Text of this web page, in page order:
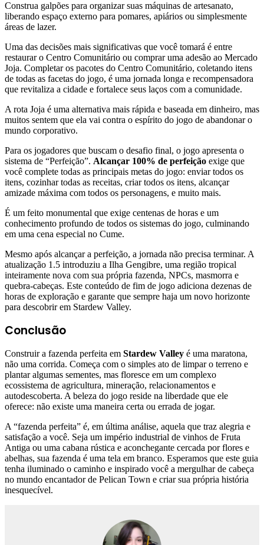
Construa galpões para organizar suas máquinas de artesanato,
liberando espaço externo para pomares, apiários ou simplesmente
áreas de lazer.
Uma das decisões mais significativas que você tomará é entre
restaurar o Centro Comunitário ou comprar uma adesão ao Mercado
Joja. Completar os pacotes do Centro Comunitário, coletando itens
de todas as facetas do jogo, é uma jornada longa e recompensadora
que revitaliza a cidade e fortalece seus laços com a comunidade.
A rota Joja é uma alternativa mais rápida e baseada em dinheiro, mas
muitos sentem que ela vai contra o espírito do jogo de abandonar o
mundo corporativo.
Para os jogadores que buscam o desafio final, o jogo apresenta o
sistema de “Perfeição”. Alcançar 100% de perfeição exige que
você complete todas as principais metas do jogo: enviar todos os
itens, cozinhar todas as receitas, criar todos os itens, alcançar
amizade máxima com todos os personagens, e muito mais.
É um feito monumental que exige centenas de horas e um
conhecimento profundo de todos os sistemas do jogo, culminando
em uma cena especial no Cume.
Mesmo após alcançar a perfeição, a jornada não precisa terminar. A
atualização 1.5 introduziu a Ilha Gengibre, uma região tropical
inteiramente nova com sua própria fazenda, NPCs, masmorra e
quebra-cabeças. Este conteúdo de fim de jogo adiciona dezenas de
horas de exploração e garante que sempre haja um novo horizonte
para descobrir em Stardew Valley.
Conclusão
Construir a fazenda perfeita em Stardew Valley é uma maratona,
não uma corrida. Começa com o simples ato de limpar o terreno e
plantar algumas sementes, mas floresce em um complexo
ecossistema de agricultura, mineração, relacionamentos e
autodescoberta. A beleza do jogo reside na liberdade que ele
oferece: não existe uma maneira certa ou errada de jogar.
A “fazenda perfeita” é, em última análise, aquela que traz alegria e
satisfação a você. Seja um império industrial de vinhos de Fruta
Antiga ou uma cabana rústica e aconchegante cercada por flores e
abelhas, sua fazenda é uma tela em branco. Esperamos que este guia
tenha iluminado o caminho e inspirado você a mergulhar de cabeça
no mundo encantador de Pelican Town e criar sua própria história
inesquecível.